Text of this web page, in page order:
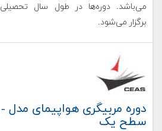
می‌باشد. دوره‌ها در طول سال تحصیلی
برگزار می‌شود.
دوره مربيگری هواپیمای مدل -
سطح یک